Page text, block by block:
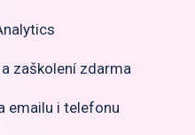
zaškolení zdarma
emailu i telefonu